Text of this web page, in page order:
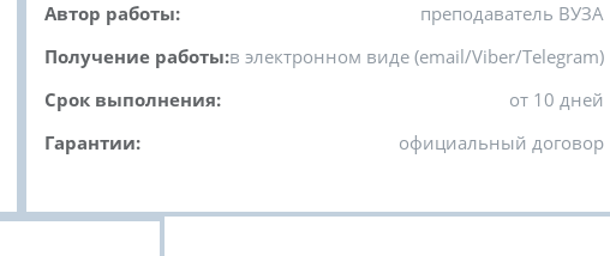
Автор работы:
преподаватель ВУЗА
Получение работы:в электронном виде (email/Viber/Telegram)
Срок выполнения:
от 10 дней
Гарантии:
официальный договор